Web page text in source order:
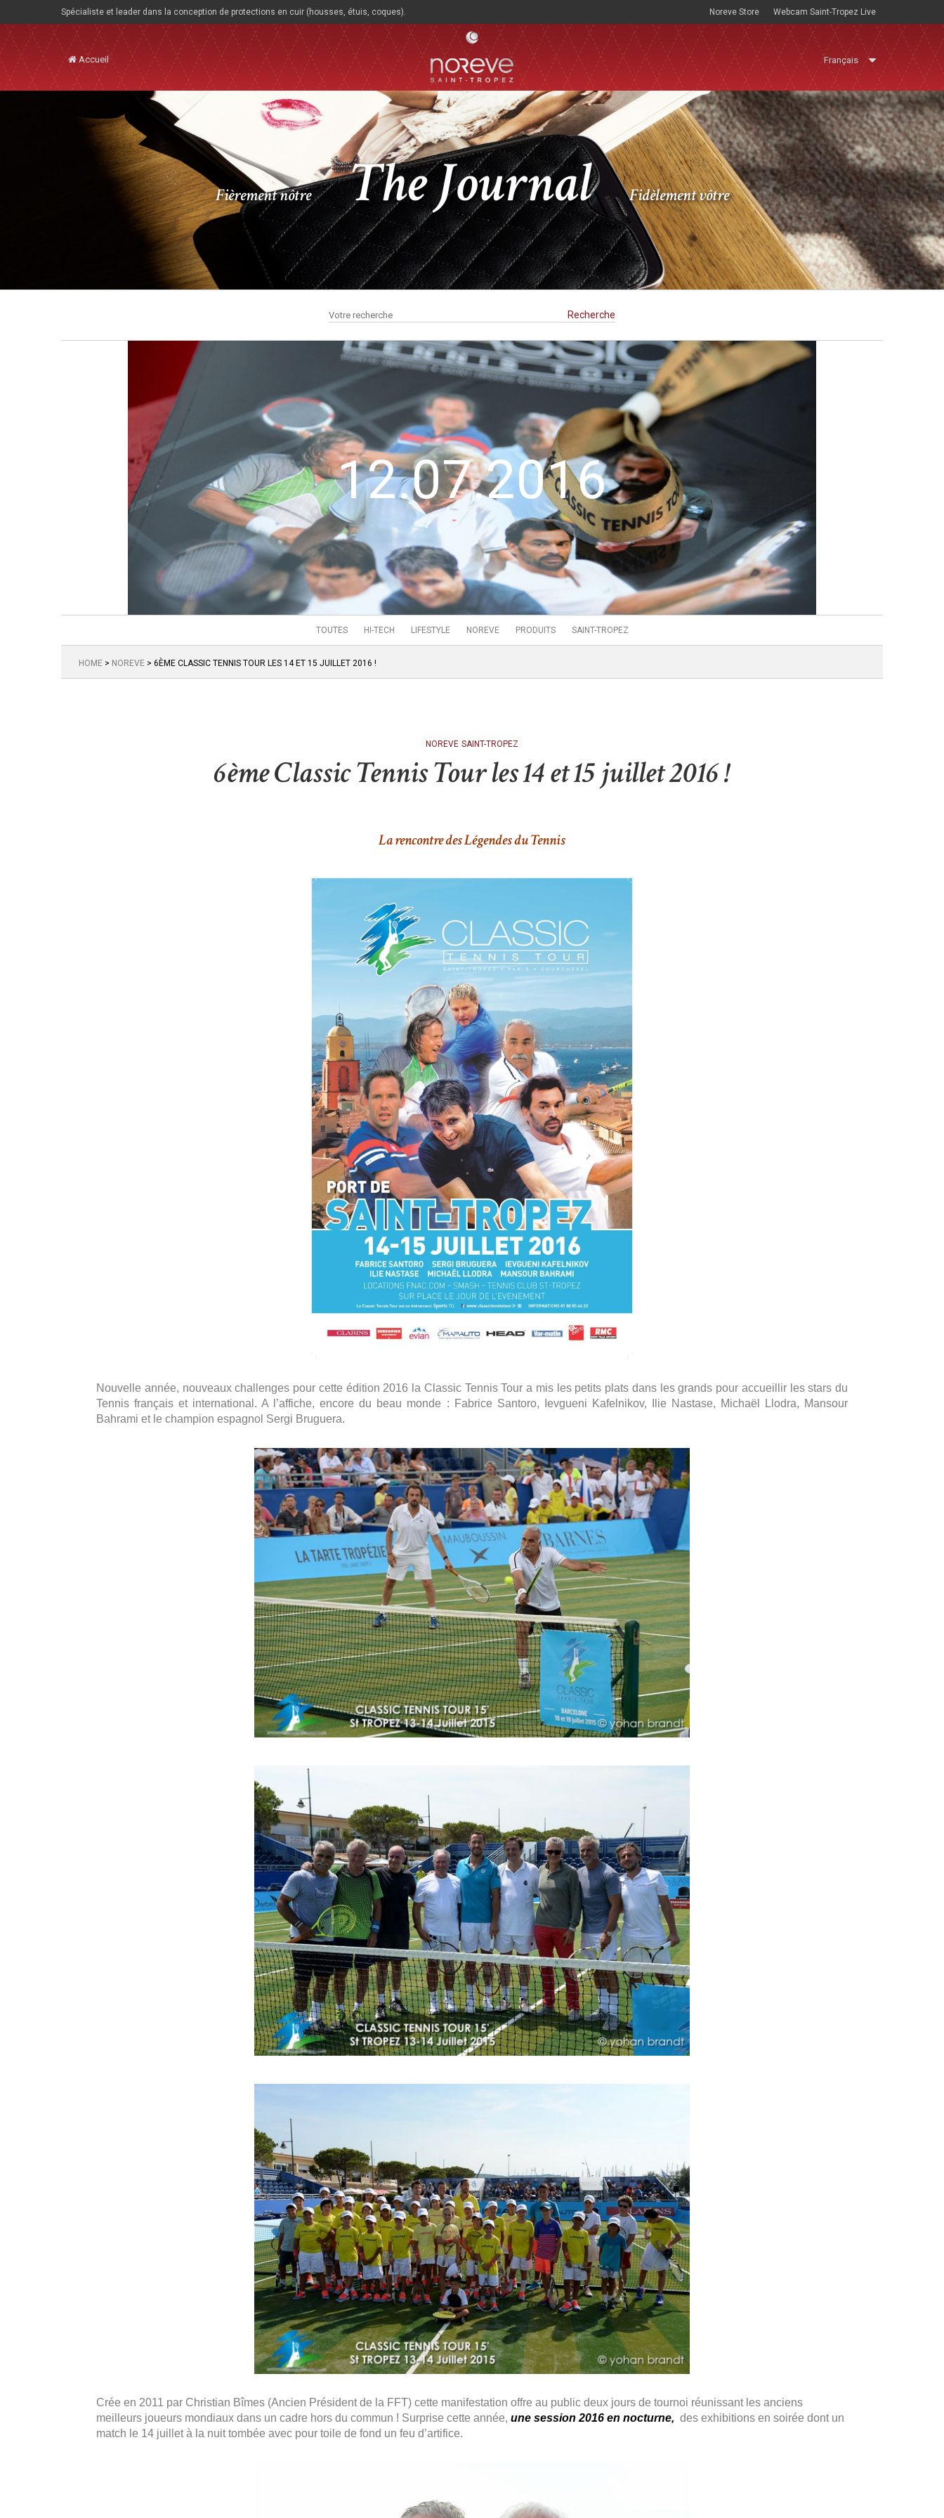
Spécialiste et leader dans la conception de protections en cuir (housses, étuis, coques). Noreve Store Webcam Saint-Tropez Live
Français
Accueil
Fièrement nôtre The Journal Fidèlement vôtre
12.07.2016
TOUTES HI-TECH LIFESTYLE NOREVE PRODUITS SAINT-TROPEZ
HOME > NOREVE > 6ÈME CLASSIC TENNIS TOUR LES 14 ET 15 JUILLET 2016 !
NOREVE SAINT-TROPEZ
6ème Classic Tennis Tour les 14 et 15 juillet 2016 !
La rencontre des Légendes du Tennis
Nouvelle année, nouveaux challenges pour cette édition 2016 la Classic Tennis Tour a mis les petits plats dans les grands pour accueillir les stars du
Tennis français et international. A l’affiche, encore du beau monde : Fabrice Santoro, Ievgueni Kafelnikov, Ilie Nastase, Michaël Llodra, Mansour
Bahrami et le champion espagnol Sergi Bruguera.
Crée en 2011 par Christian Bîmes (Ancien Président de la FFT) cette manifestation offre au public deux jours de tournoi réunissant les anciens
meilleurs joueurs mondiaux dans un cadre hors du commun ! Surprise cette année, une session 2016 en nocturne, des exhibitions en soirée dont un
match le 14 juillet à la nuit tombée avec pour toile de fond un feu d’artifice.